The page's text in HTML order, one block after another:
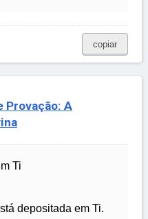
copiar
Provação: A
Ti
depositada em Ti.